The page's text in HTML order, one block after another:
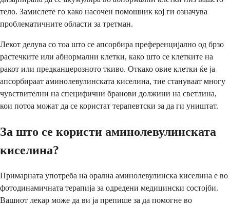
тело. Замислете го како насочен помошник кој ги означува
проблематичните области за третман.
Лекот делува со тоа што се апсорбира преференцијално од брзо
растечките или абнормални клетки, како што се клетките на
ракот или предканцерозното ткиво. Откако овие клетки ќе ја
апсорбираат аминолевулинската киселина, тие стануваат многу
чувствителни на специфични бранови должини на светлина,
кои потоа можат да се користат терапевтски за да ги уништат.
За што се користи аминолевулинската
киселина?
Примарната употреба на орална аминолевулинска киселина е во
фотодинамичната терапија за одредени медицински состојби.
Вашиот лекар може да ви ја препише за да помогне во